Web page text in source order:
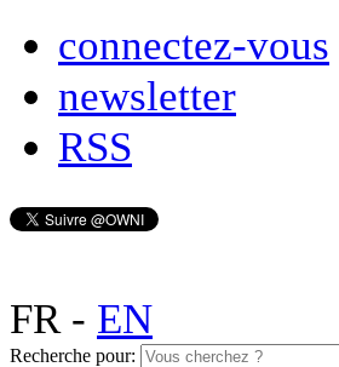
connectez-vous
newsletter
RSS
FR- EN
Recherche pour: